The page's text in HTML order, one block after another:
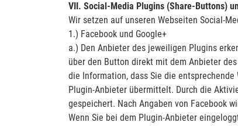
VII. Social-Media Plugins (Share-Buttons)
Wir setzen auf unseren Webseiten Social-
1.) Facebook und Google+
a.) Den Anbieter des jeweiligen Plugins
über den Button direkt mit dem Anbieter
die Information, dass Sie die
Plugin-Anbieter übermittelt. Durch die
gespeichert. Nach Angaben von Facebook
Wenn Sie bei dem Plugin-Anbieter